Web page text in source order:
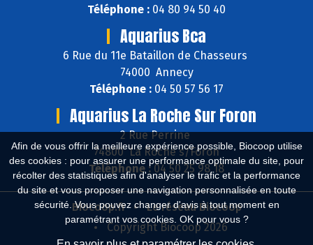
Afin de vous offrir la meilleure expérience possible, Biocoop utilise
des cookies : pour assurer une performance optimale du site, pour
récolter des statistiques afin d'analyser le trafic et la performance
du site et vous proposer une navigation personnalisée en toute
sécurité. Vous pouvez changer d'avis à tout moment en
paramétrant vos cookies. OK pour vous ?
Téléphone : 04 80 94 50 40
Aquarius Bca
6 Rue du 11e Bataillon de Chasseurs
74000 Annecy
Téléphone : 04 50 57 56 17
Aquarius La Roche Sur Foron
2 Rue Perrine
74800 La Roche s/Foron
Téléphone :04 50 25 98 18
Biocoop.fr
Le réseau Biocoop
Copyright Biocoop 2026